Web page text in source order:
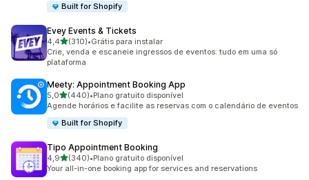
Built for Shopify
Evey Events & Tickets
4,4de 5 estrelas
(310)
310 avaliações ao todo
•Grátis para instalar
Crie, venda e escaneie ingressos de eventos: tudo em uma só
plataforma
Meety: Appointment Booking App
5,0de 5 estrelas
(440)
440 avaliações ao todo
•Plano gratuito disponível
Agende horários e facilite as reservas com o calendário de eventos
Built for Shopify
Tipo Appointment Booking
4,9de 5 estrelas
(340)
340 avaliações ao todo
•Plano gratuito disponível
Your all-in-one booking app for services and reservations